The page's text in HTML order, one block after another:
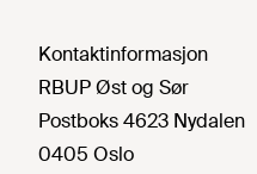
Kontaktinformasjon
RBUP Øst og Sør
Postboks 4623 Nydalen
0405 Oslo